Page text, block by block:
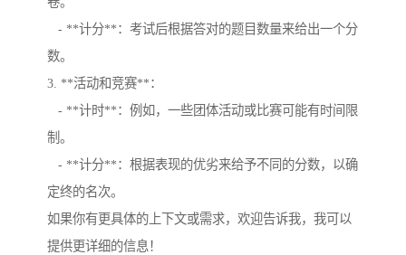
- **计分**：考试后根据答对的题目数量来给出一个分
数。
3. **活动和竞赛**：
- **计时**：例如，一些团体活动或比赛可能有时间限
制。
- **计分**：根据表现的优劣来给予不同的分数，以确
定终的名次。
如果你有更具体的上下文或需求，欢迎告诉我，我可以
提供更详细的信息！